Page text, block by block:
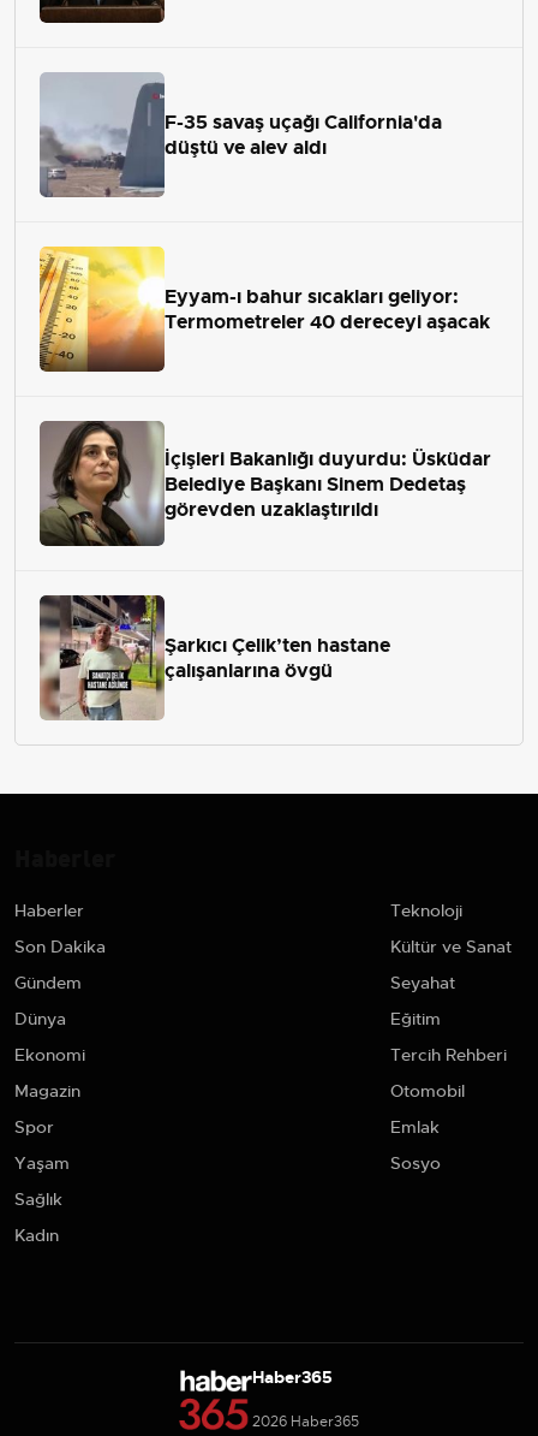
F-35 savaş uçağı California'da
düştü ve alev aldı
Eyyam-ı bahur sıcakları geliyor:
Termometreler 40 dereceyi aşacak
İçişleri Bakanlığı duyurdu: Üsküdar
Belediye Başkanı Sinem Dedetaş
görevden uzaklaştırıldı
Şarkıcı Çelik’ten hastane
çalışanlarına övgü
Haberler
Son Dakika
Gündem
Dünya
Ekonomi
Magazin
Spor
Yaşam
Sağlık
Kadın
Teknoloji
Kültür ve Sanat
Seyahat
Eğitim
Tercih Rehberi
Otomobil
Emlak
Sosyo
Haber365
2026 Haber365